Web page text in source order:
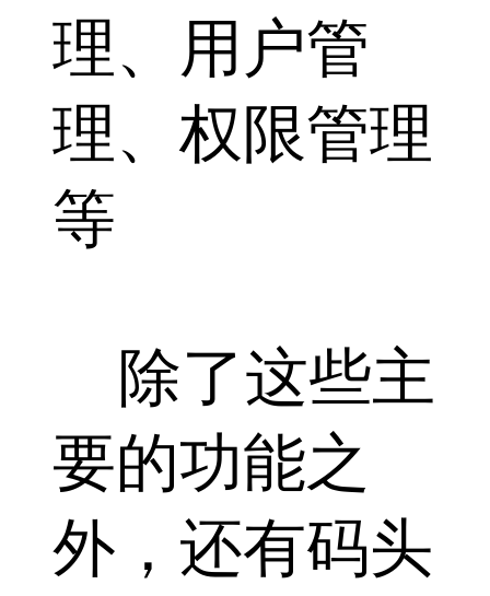
理、用户管
理、权限管理
等
除了这些主
要的功能之
外，还有码头